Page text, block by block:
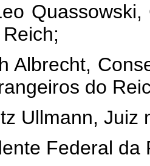
do
Juiz
Federal da